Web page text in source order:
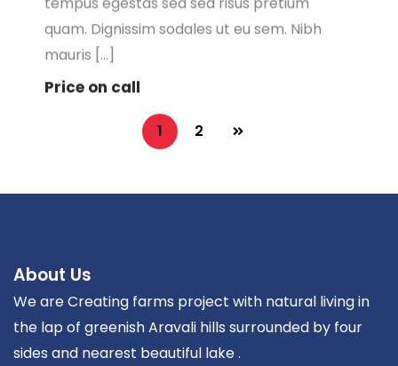
quam. Dignissim sodales ut eu sem. Nibh
mauris […]
1 2
About Us
We are Creating farms project with natural living in
the lap of greenish Aravali hills surrounded by four
sides and nearest beautiful lake .